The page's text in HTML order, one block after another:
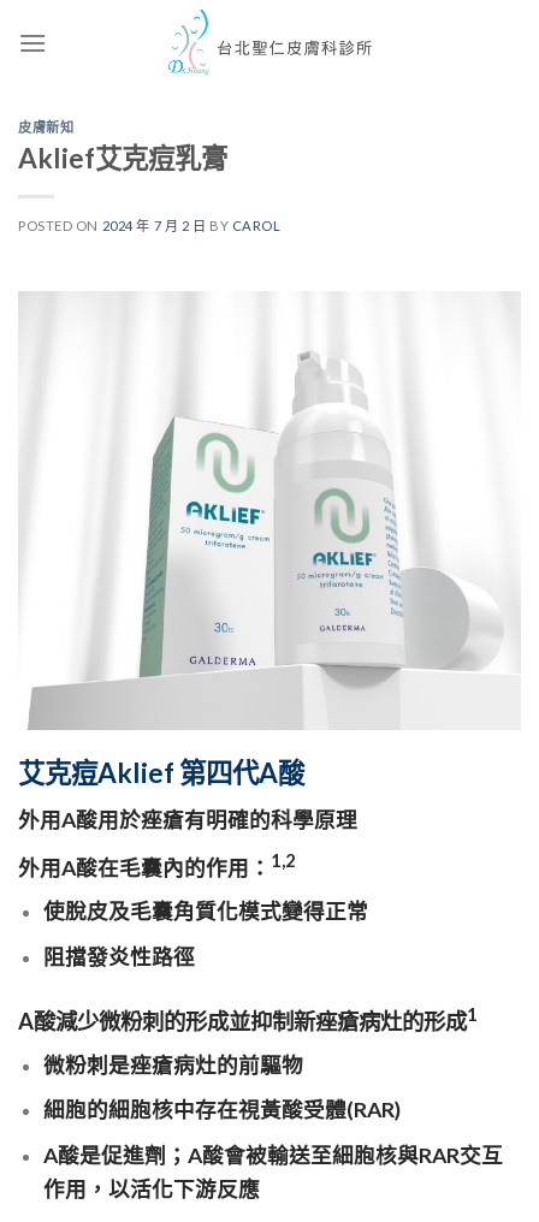
皮膚新知
Aklief艾克痘乳膏
POSTED ON 2024 年 7 月 2 日 BY CAROL
艾克痘Aklief 第四代A酸
外用A酸用於痤瘡有明確的科學原理
外用A酸在毛囊內的作用： 1,2
使脫皮及毛囊角質化模式變得正常
阻擋發炎性路徑
A酸減少微粉刺的形成並抑制新痤瘡病灶的形成1
微粉刺是痤瘡病灶的前驅物
細胞的細胞核中存在視黃酸受體(RAR)
A酸是促進劑；A酸會被輸送至細胞核與RAR交互
作用，以活化下游反應